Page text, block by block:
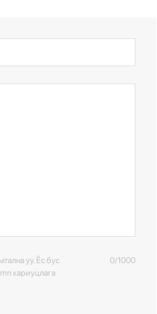
уу. Ёс бус
хариуцлага
0/1000